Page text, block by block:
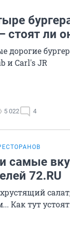
стоят ли
дорогие
и Carl's JR
5 022 4
самые
72.RU
Как тут